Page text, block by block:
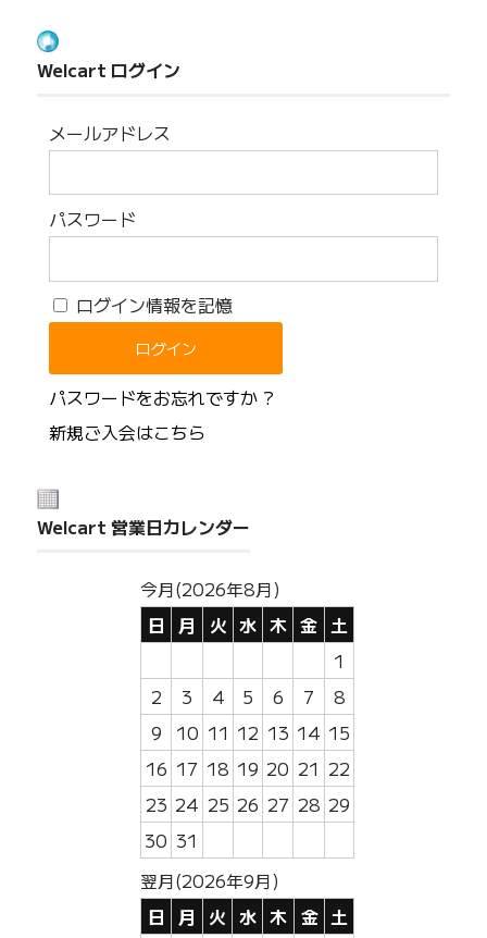
Welcart ログイン
メールアドレス
パスワード
ログイン情報を記憶
パスワードをお忘れですか ?
新規ご入会はこちら
Welcart 営業日カレンダー
今月(2026年8月)
日
月 火 水 木 金 土
1
2
3 4 5 6 7
8
9
10 11 12 13 14 15
16 17 18 19 20 21 22
23 24 25 26 27 28 29
30 31
翌月(2026年9月)
日
月 火 水 木 金 土